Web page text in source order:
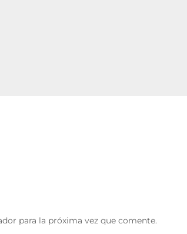
para la próxima vez que comente.